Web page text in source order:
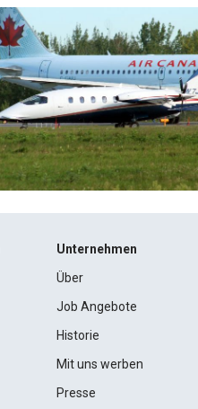
Unternehmen
Über
Job Angebote
Historie
Mit uns werben
Presse